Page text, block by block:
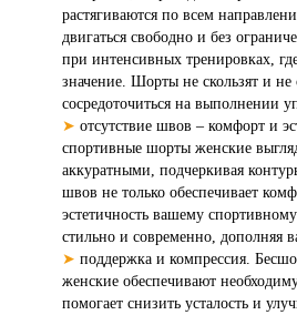
растягиваются по всем
двигаться свободно и без
при интенсивных тренировках,
значение. Шорты не скользят и
сосредоточиться на выполнении
➤ отсутствие швов – комфорт и
спортивные шорты женские
аккуратными, подчеркивая
швов не только обеспечивает
эстетичность вашему
стильно и современно, дополняя
➤ поддержка и компрессия.
женские обеспечивают
помогает снизить усталость и